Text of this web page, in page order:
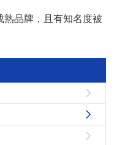
品牌，且有知名度被